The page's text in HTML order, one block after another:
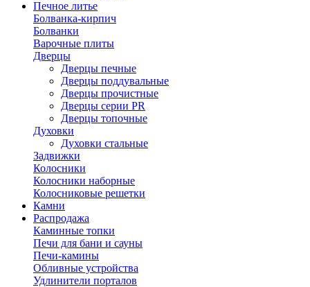
Печное литье
Болванка-кирпич
Болванки
Варочные плиты
Дверцы
Дверцы печные
Дверцы поддувальные
Дверцы прочистные
Дверцы серии PR
Дверцы топочные
Духовки
Духовки стальные
Задвижки
Колосники
Колосники наборные
Колосниковые решетки
Камни
Распродажа
Каминные топки
Печи для бани и сауны
Печи-камины
Обливные устройства
Удлинители порталов